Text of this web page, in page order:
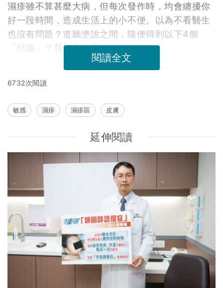
濕疹雖不算甚麼大病，但每次發作時，均會纏擾你
好一段時間，造成生活上的小不便。以為不看醫生
也沒有問題？道聽塗說之間，隨便得到以下4個
「結論」？我們為你逐一解破。
閱讀全文
6732次閱讀
敏感 濕疹 濕疹區 皮膚
延伸閱讀